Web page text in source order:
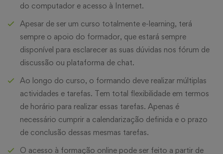
do computador e acesso à Internet.
Apesar de ser um curso totalmente e-learning, terá
sempre o apoio do formador, que estará sempre
disponível para esclarecer as suas dúvidas nos fórum de
discussão ou plataforma de chat.
Ao longo do curso, o formando deve realizar múltiplas
actividades e tarefas. Tem total flexibilidade em termos
de horário para realizar essas tarefas. Apenas é
necessário cumprir a calendarização definida e o prazo
de conclusão dessas mesmas tarefas.
O acesso à formação online pode ser feito a partir de